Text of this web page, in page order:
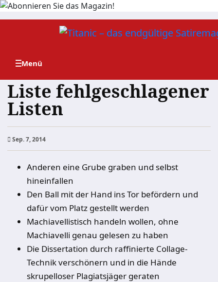
Zum
Liste fehlgeschlagener
Listen
Sep. 7, 2014
Anderen eine Grube graben und selbst
hineinfallen
Den Ball mit der Hand ins Tor befördern und
dafür vom Platz gestellt werden
Machiavellistisch handeln wollen, ohne
Machiavelli genau gelesen zu haben
Die Dissertation durch raffinierte Collage-
Technik verschönern und in die Hände
skrupelloser Plagiatsjäger geraten